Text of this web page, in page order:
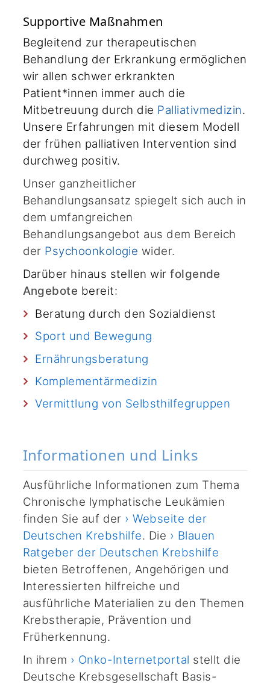
Supportive Maßnahmen
Begleitend zur therapeutischen
Behandlung der Erkrankung ermöglichen
wir allen schwer erkrankten
Patient*innen immer auch die
Mitbetreuung durch die Palliativmedizin.
Unsere Erfahrungen mit diesem Modell
der frühen palliativen Intervention sind
durchweg positiv.
Unser ganzheitlicher
Behandlungsansatz spiegelt sich auch in
dem umfangreichen
Behandlungsangebot aus dem Bereich
der Psychoonkologie wider.
Darüber hinaus stellen wirfolgende
Angebote bereit:
Beratung durch den Sozialdienst
Sport und Bewegung
Ernährungsberatung
Komplementärmedizin
Vermittlung von Selbsthilfegruppen
Informationen und Links
Ausführliche Informationen zum Thema
Chronische lymphatische Leukämien
finden Sie auf der › Webseite der
Deutschen Krebshilfe. Die › Blauen
Ratgeber der Deutschen Krebshilfe
bieten Betroffenen, Angehörigen und
Interessierten hilfreiche und
ausführliche Materialien zu den Themen
Krebstherapie, Prävention und
Früherkennung.
In ihrem › Onko-Internetportal stellt die
Deutsche Krebsgesellschaft Basis-